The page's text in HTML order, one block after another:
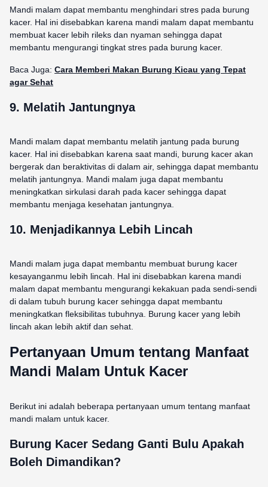
Mandi malam dapat membantu menghindari stres pada burung
kacer. Hal ini disebabkan karena mandi malam dapat membantu
membuat kacer lebih rileks dan nyaman sehingga dapat
membantu mengurangi tingkat stres pada burung kacer.
Baca Juga: Cara Memberi Makan Burung Kicau yang Tepat
agar Sehat
9. Melatih Jantungnya
Mandi malam dapat membantu melatih jantung pada burung
kacer. Hal ini disebabkan karena saat mandi, burung kacer akan
bergerak dan beraktivitas di dalam air, sehingga dapat membantu
melatih jantungnya. Mandi malam juga dapat membantu
meningkatkan sirkulasi darah pada kacer sehingga dapat
membantu menjaga kesehatan jantungnya.
10. Menjadikannya Lebih Lincah
Mandi malam juga dapat membantu membuat burung kacer
kesayanganmu lebih lincah. Hal ini disebabkan karena mandi
malam dapat membantu mengurangi kekakuan pada sendi-sendi
di dalam tubuh burung kacer sehingga dapat membantu
meningkatkan fleksibilitas tubuhnya. Burung kacer yang lebih
lincah akan lebih aktif dan sehat.
Pertanyaan Umum tentang Manfaat
Mandi Malam Untuk Kacer
Berikut ini adalah beberapa pertanyaan umum tentang manfaat
mandi malam untuk kacer.
Burung Kacer Sedang Ganti Bulu Apakah
Boleh Dimandikan?